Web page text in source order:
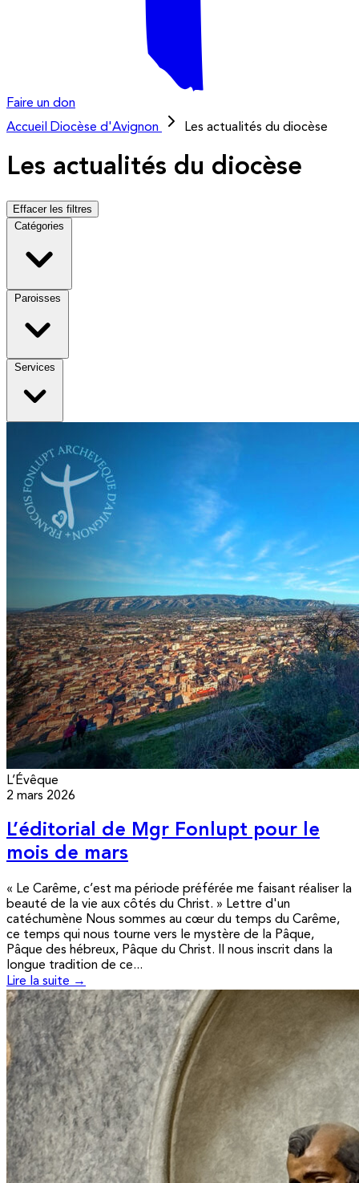
Faire un don
Accueil
Diocèse d'Avignon Les actualités du diocèse
Les actualités du diocèse
Effacer les filtres
Catégories
Paroisses
Services
L’Évêque
2 mars 2026
L’éditorial de Mgr Fonlupt pour le
mois de mars
« Le Carême, c’est ma période préférée me faisant réaliser la
beauté de la vie aux côtés du Christ. » Lettre d'un
catéchumène Nous sommes au cœur du temps du Carême,
ce temps qui nous tourne vers le mystère de la Pâque,
Pâque des hébreux, Pâque du Christ. Il nous inscrit dans la
longue tradition de ce...
Lire la suite →